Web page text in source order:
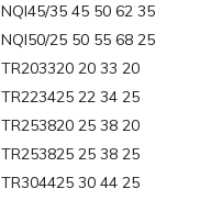
NQI45/35 45 50 62 35
NQI50/25 50 55 68 25
TR203320 20 33 20
TR223425 22 34 25
TR253820 25 38 20
TR253825 25 38 25
TR304425 30 44 25